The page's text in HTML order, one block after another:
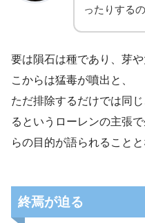
ったりする
要は隕石は種であり、芽
こからは猛毒が噴出と、
ただ排除するだけでは同
るというローレンの主張
らの目的が語られることと
終焉が迫る